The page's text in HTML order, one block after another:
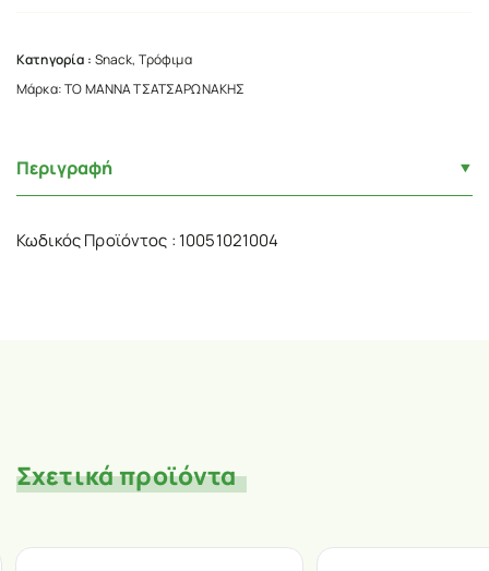
Κατηγορία : Snack, Τρόφιμα
Μάρκα:ΤΟ ΜΑΝΝΑ ΤΣΑΤΣΑΡΩΝΑΚΗΣ
Περιγραφή
Κωδικός Προϊόντος : 10051021004
Σχετικά προϊόντα